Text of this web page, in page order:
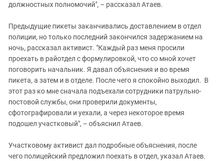
должностных полномочий", – рассказал Атаев.
Предыдущие пикеты заканчивались доставлением в отдел
полиции, но только последний закончился задержанием на
ночь, рассказал активист. "Каждый раз меня просили
проехать в райотдел с формулировкой, что со мной хочет
поговорить начальник. Я давал объяснения и во время
пикета, а затем и в отделе. После чего я спокойно выходил. В
этот раз ко мне сначала подъехали сотрудники патрульно-
постовой службы, они проверили документы,
сфотографировали и уехали, а через некоторое время
подошел участковый", – объяснил Атаев.
Участковому активист дал подробные объяснения, после
чего полицейский предложил поехать в отдел, указал Атаев.